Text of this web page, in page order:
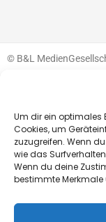
Um dir ein optimales
Cookies, um
zuzugreifen. Wenn
wie das
Wenn du deine
bestimmte
© B&L